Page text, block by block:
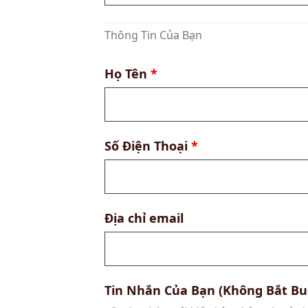
Thông Tin Của Bạn
Họ Tên *
Số Điện Thoại *
Địa chỉ email
Tin Nhắn Của Bạn (Không Bắt